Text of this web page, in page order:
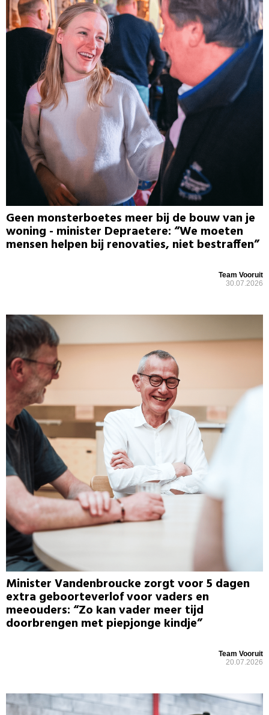
Geen monsterboetes meer bij de bouw van je
woning - minister Depraetere: “We moeten
mensen helpen bij renovaties, niet bestraffen”
Team Vooruit
30.07.2026
Minister Vandenbroucke zorgt voor 5 dagen
extra geboorteverlof voor vaders en
meeouders: “Zo kan vader meer tijd
doorbrengen met piepjonge kindje”
Team Vooruit
20.07.2026